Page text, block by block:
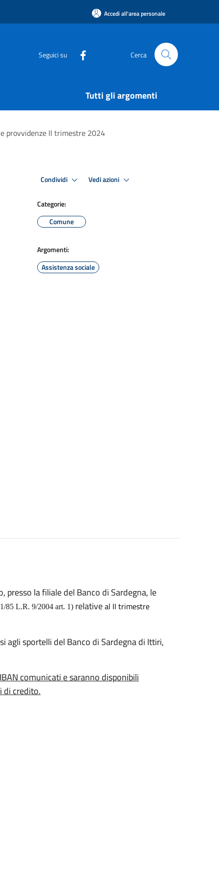
Accedi all'area personale
Seguici su Cerca
Tutti gli argomenti
provvidenze II trimestre 2024
Condividi Vedi azioni
Categorie:
Comune
Argomenti:
Assistenza sociale
la filiale del Banco di Sardegna, le
85 L.R. 9/2004 art. 1) relativeal II trimestre
agli sportelli del Banco di Sardegna di Ittiri,
comunicati e saranno disponibili
di credito.